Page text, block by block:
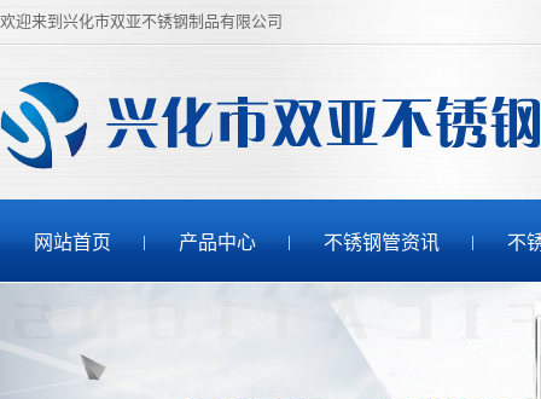
欢迎来到兴化市双亚不锈钢制品有限公司
网站首页 产品中心 不锈钢管资讯 不